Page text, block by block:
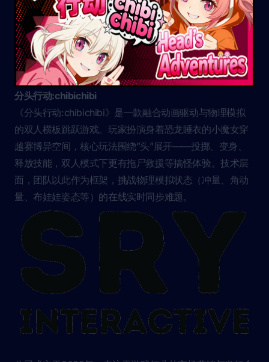
分头行动:chibichibi
《分头行动:chibichibi》是一款融合动画驱动与物理模拟
的双人横板跳跃游戏。玩家扮演身着恐龙睡衣的小魔女穿
越赛博异空间，核心玩法围绕”头”展开——投掷、变身、
释放技能，双人模式下更有拖尸救援等搞怪体验。技术层
面，团队以此作为框架，挑战物理模拟状态（冲量、角动
量、布娃娃姿态等）的在线实时同步难题。